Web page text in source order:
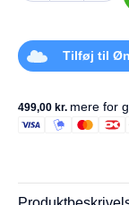
Tilføj til
499,00 kr. mere for